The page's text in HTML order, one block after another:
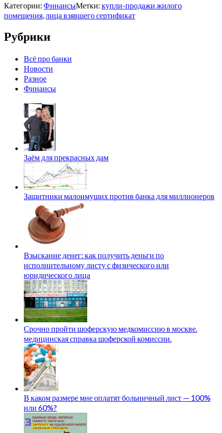
Категории: ФинансыМетки: купли-продажи жилого
помещения,лица взявшего сертификат
Рубрики
Всё про банки
Новости
Разное
Финансы
Заём для прекрасных дам
Защитники малоимущих против банка для миллионеров
Взыскание денег: как получить деньги по
исполнительному листу с физического или
юридического лица
Срочно пройти шоферскую медкомиссию в москве.
медицинская справка шоферской комиссии.
В каком размере мне оплатят больничный лист — 100%
или 60%?